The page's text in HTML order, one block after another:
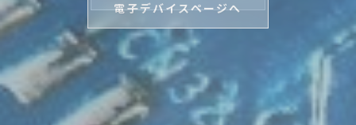
化を支えていく。
リクルートページへ
電子デバイスページへ
精密切削部品ページへ
サステナビリティページへ
化を支えていく。
リクルートページへ